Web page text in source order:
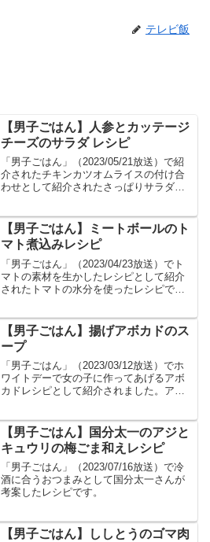
テレビ飯
【男子ごはん】人参とカッテージ
チーズのサラダ レシピ
「男子ごはん」（2023/05/21放送）で紹
介されたチキンカツオムライスの付け合
わせとして紹介されたさっぱりサラダで
【男子ごはん】ミートボールのト
マト煮込みレシピ
「男子ごはん」（2023/04/23放送）でト
マトの素材を生かしたレシピとして紹介
されたトマトの水分を使ったレシピで
【男子ごはん】揚げアボカドのス
ープ
「男子ごはん」（2023/03/12放送）でホ
ワイトデーで女の子に作ってあげるアボ
カドレシピとして紹介されました。アボ
【男子ごはん】国分太一のアジと
キュウリの梅ごま和えレシピ
「男子ごはん」（2023/07/16放送）で冷
酒に合うおつまみとして国分太一さんが
考案したレシピです。
【男子ごはん】ししとうのゴマ肉